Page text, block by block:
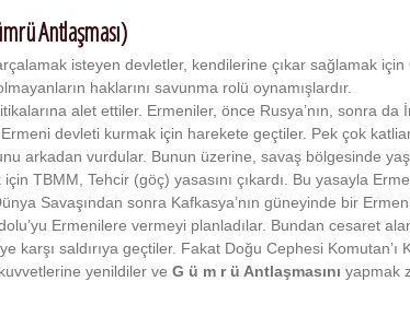
Antlaşması)
isteyen devletler, kendilerine çıkar sağlamak için
haklarını savunma rolü oy­namışlardır.
alet ettiler. Ermeniler, önce Rusya’nın, sonra da
devleti kurmak için harekete geçtiler. Pek çok
arkadan vurdular. Bunun üzerine, savaş bölgesinde
TBMM, Tehcir (göç) yasa­sını çıkardı. Bu yasayla
Savaşından sonra Kafkasya’nın güneyinde bir
Ermenilere vermeyi planladılar. Bundan cesaret
karşı saldırıya geçtiler. Fakat Doğu Cephesi Komutan’ı
yenildiler veG ü m r ü Antlaşmasınıyapmak